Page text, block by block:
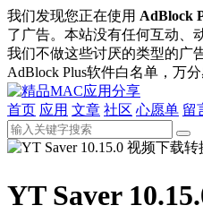
我们发现您正在使用 AdBlock
了广告。本站没有任何互动、
我们不做这些讨厌的类型的广
AdBlock Plus软件白名单，万分
首页 应用 文章 社区 心愿单 留
YT Saver